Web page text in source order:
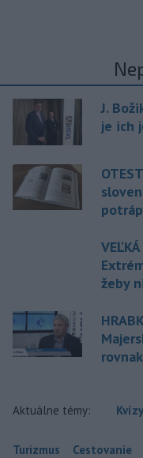
J.
je ich
žeby
Aktuálne témy: Kvízy
Turizmus Cestovanie